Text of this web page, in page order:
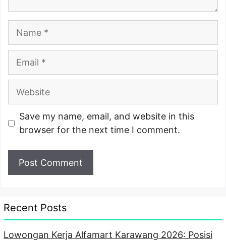
Name
Email
Website
Save my name, email, and website in this
browser for the next time I comment.
Recent Posts
Lowongan Kerja Alfamart Karawang 2026: Posisi